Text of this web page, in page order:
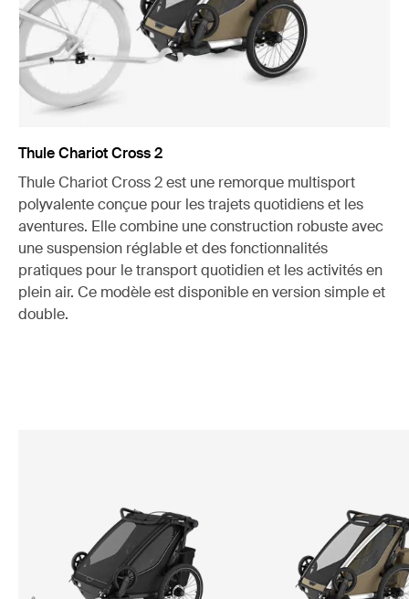
Thule Chariot Cross 2
Thule Chariot Cross 2 est une remorque multisport
polyvalente conçue pour les trajets quotidiens et les
aventures. Elle combine une construction robuste avec
une suspension réglable et des fonctionnalités
pratiques pour le transport quotidien et les activités en
plein air. Ce modèle est disponible en version simple et
double.